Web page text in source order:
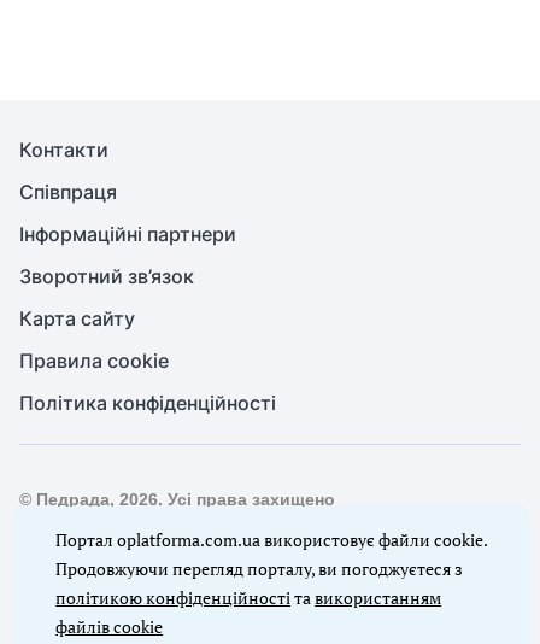
Контакти
Співпраця
Інформаційні партнери
Зворотний зв’язок
Карта сайту
Правила cookie
Політика конфіденційності
© Педрада, 2026. Усі права захищено
Повне або часткове копіювання будь-яких матеріалів сайту,
цитування, публікація їх анотованих оглядів допускаються
лише з письмового дозволу редакції сайту Педрада
Ми в соцмережах
Портал oplatforma.com.ua використовує файли cookie.
Продовжуючи перегляд порталу, ви погоджуєтеся з
політикою конфіденційностітавикористанням
файлів cookie